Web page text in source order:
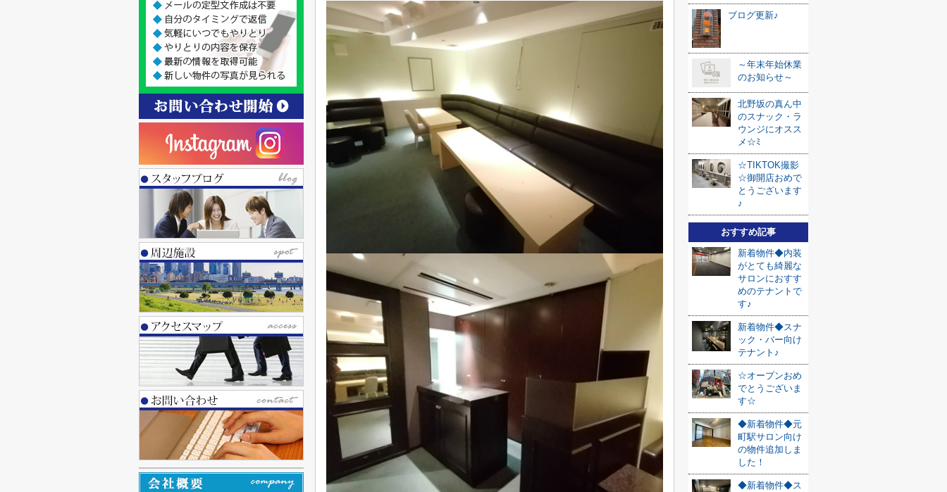
ブログ更新♪
～年末年始休業
のお知らせ～
北野坂の真ん中
のスナック・ラ
ウンジにオスス
メ☆ﾐ
☆TIKTOK撮影
☆御開店おめで
とうございます
♪
おすすめ記事
新着物件◆内装
がとても綺麗な
サロンにおすす
めのテナントで
す♪
新着物件◆スナ
ック・バー向け
テナント♪
☆オープンおめ
でとうございま
す☆
◆新着物件◆元
町駅サロン向け
の物件追加しま
した！
◆新着物件◆ス